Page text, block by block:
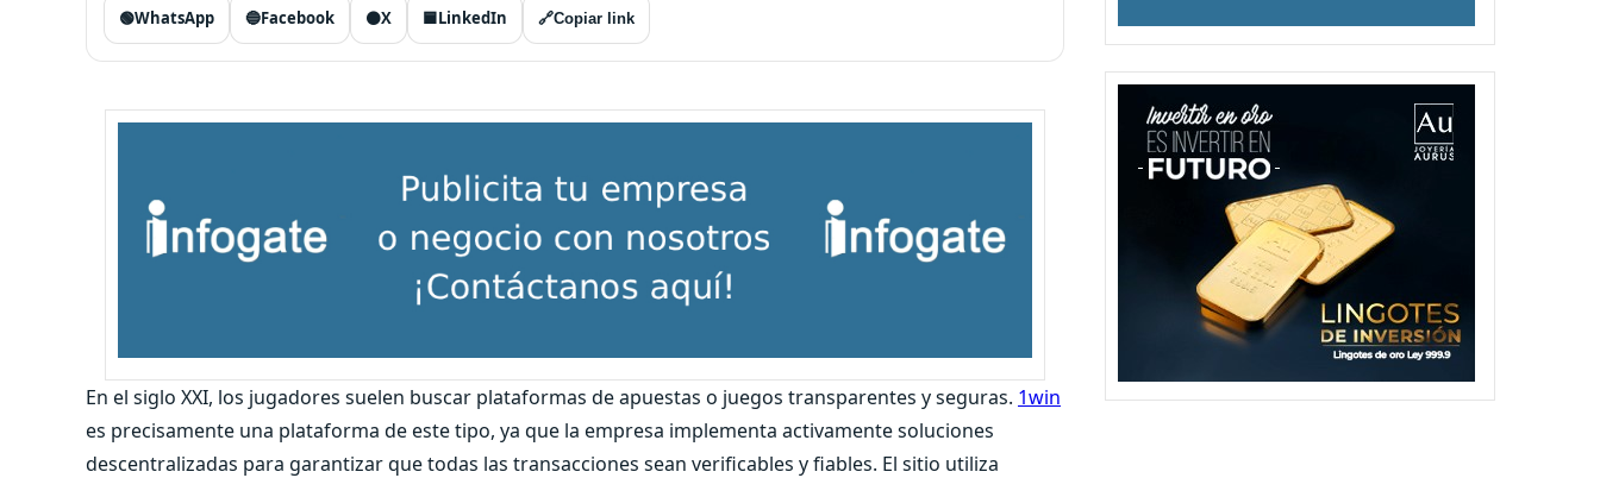
🟢WhatsApp 🔵Facebook ⚫X 🟦LinkedIn 🔗Copiar link
En el siglo XXI, los jugadores suelen buscar plataformas de apuestas o juegos transparentes y seguras. 1win
es precisamente una plataforma de este tipo, ya que la empresa implementa activamente soluciones
descentralizadas para garantizar que todas las transacciones sean verificables y fiables. El sitio utiliza